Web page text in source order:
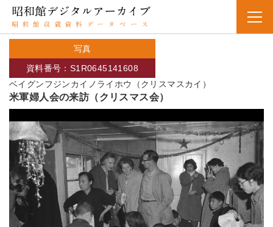
写真
ベイグンフジンカイノライホウ（クリスマスカイ）
資料番号：S1R0645141608
米軍婦人会の来訪（クリスマス会）